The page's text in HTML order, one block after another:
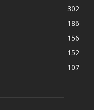
302
186
156
152
107